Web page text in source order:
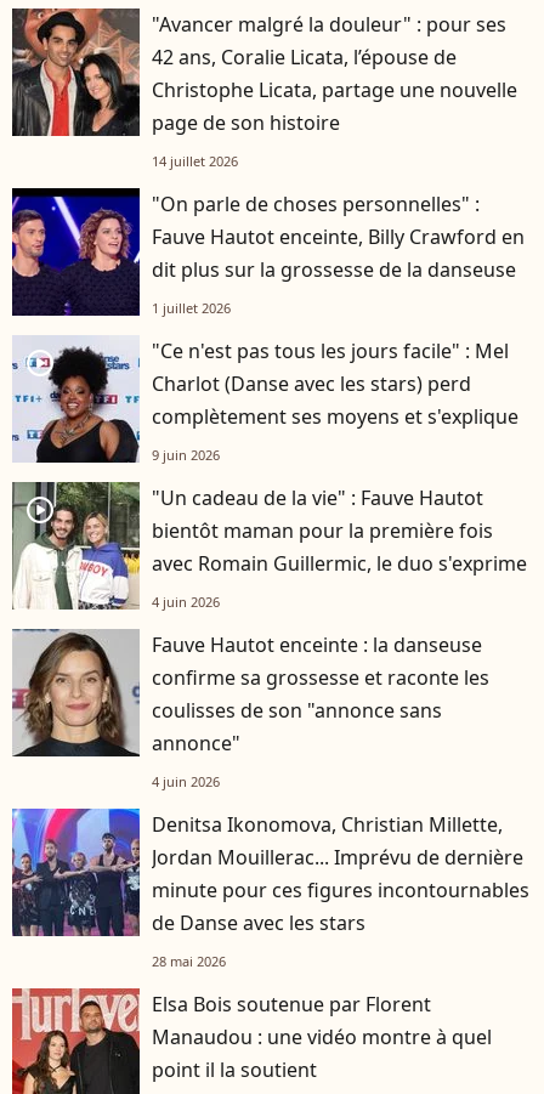
"Avancer malgré la douleur" : pour ses
42 ans, Coralie Licata, l’épouse de
Christophe Licata, partage une nouvelle
page de son histoire
14 juillet 2026
"On parle de choses personnelles" :
Fauve Hautot enceinte, Billy Crawford en
dit plus sur la grossesse de la danseuse
1 juillet 2026
player2
"Ce n'est pas tous les jours facile" : Mel
Charlot (Danse avec les stars) perd
complètement ses moyens et s'explique
9 juin 2026
player2
"Un cadeau de la vie" : Fauve Hautot
bientôt maman pour la première fois
avec Romain Guillermic, le duo s'exprime
4 juin 2026
Fauve Hautot enceinte : la danseuse
confirme sa grossesse et raconte les
coulisses de son "annonce sans
annonce"
4 juin 2026
Denitsa Ikonomova, Christian Millette,
Jordan Mouillerac... Imprévu de dernière
minute pour ces figures incontournables
de Danse avec les stars
28 mai 2026
Elsa Bois soutenue par Florent
Manaudou : une vidéo montre à quel
point il la soutient